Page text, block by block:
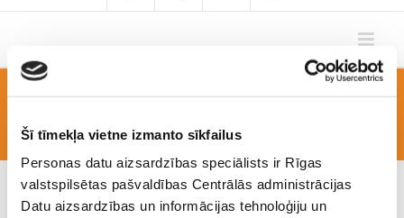
Šī tīmekļa vietne izmanto sīkfailus
Personas datu aizsardzības speciālists ir Rīgas
valstspilsētas pašvaldības Centrālās administrācijas
Datu aizsardzības un informācijas tehnoloģiju un